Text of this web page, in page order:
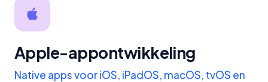
Apple-appontwikkeling
Native apps voor iOS, iPadOS, macOS, tvOS en